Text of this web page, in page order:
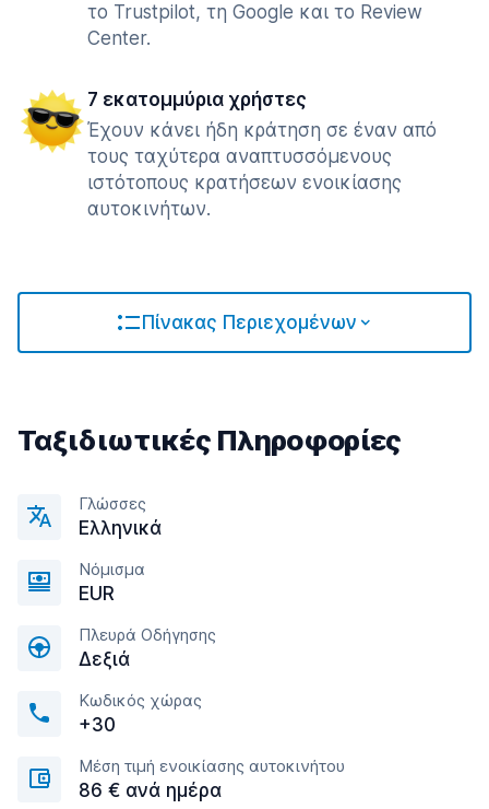
το Trustpilot, τη Google και το Review
Center.
7 εκατομμύρια χρήστες
Έχουν κάνει ήδη κράτηση σε έναν από
τους ταχύτερα αναπτυσσόμενους
ιστότοπους κρατήσεων ενοικίασης
αυτοκινήτων.
Πίνακας Περιεχομένων
Ταξιδιωτικές Πληροφορίες
Γλώσσες
Ελληνικά
Νόμισμα
EUR
Πλευρά Οδήγησης
Δεξιά
Κωδικός χώρας
+30
Μέση τιμή ενοικίασης αυτοκινήτου
86 € ανά ημέρα